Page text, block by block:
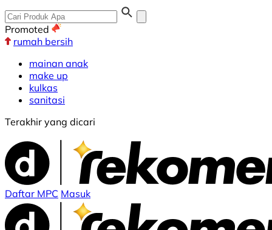
Promoted
rumah bersih
mainan anak
make up
kulkas
sanitasi
Terakhir yang dicari
Daftar MPC Masuk